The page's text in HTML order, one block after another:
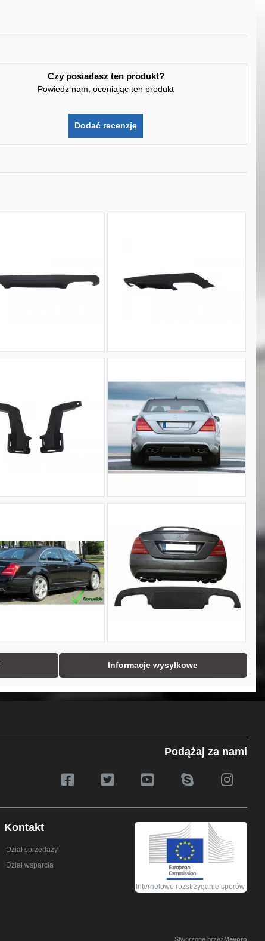
Czy posiadasz ten produkt?
Powiedz nam, oceniając ten produkt
Dodać recenzję
Informacje wysyłkowe
Podążaj za nami
Kontakt
Dział sprzedaży
Dział wsparcia
Internetowe rozstrzyganie sporów
Stworzone przezMevoro